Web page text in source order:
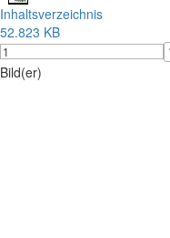
Inhaltsverzeichnis
52.823 KB
Bild(er)